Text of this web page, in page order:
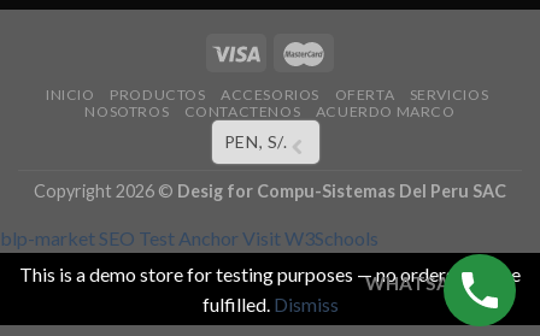
INICIO PRODUCTOS ACCESORIOS OFERTA
SERVICIOS
NOSOTROS
CONTACTENOS ACUERDO MARCO
PEN, S/.
Copyright 2026 © Desig for Compu-Sistemas Del Peru SAC
blp-marketSEO Test Anchor Visit W3Schools
This is a demo store for testing purposes — no orders shall be
fulfilled. Dismiss
WHATSAPP